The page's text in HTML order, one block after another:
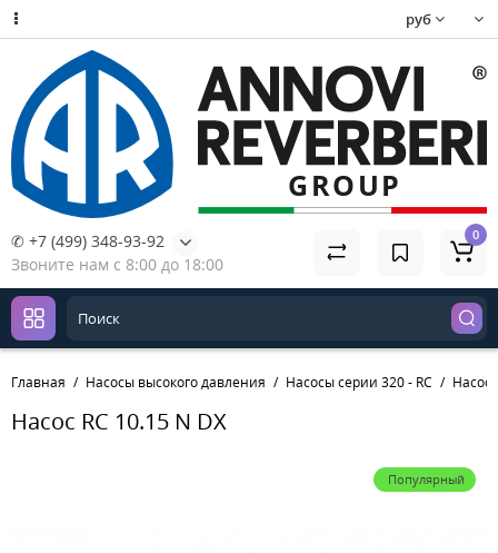
руб
✆ +7 (499) 348-93-92
Звоните нам с 8:00 до 18:00
0
Главная Насосы высокого давления Насосы серии 320 - RC Насос
Насос RC 10.15 N DX
Популярный